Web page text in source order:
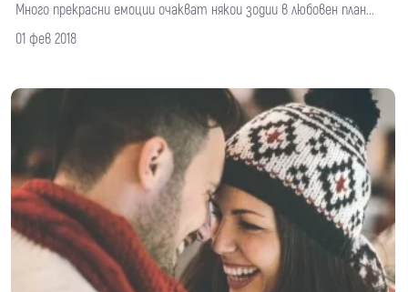
Много прекрасни емоции очакват някои зодии в любовен план...
01 фев 2018